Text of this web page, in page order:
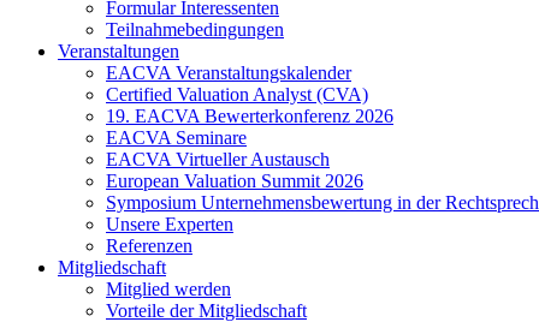
Formular Interessenten
Teilnahmebedingungen
Veranstaltungen
EACVA Veranstaltungskalender
Certified Valuation Analyst (CVA)
19. EACVA Bewerterkonferenz 2026
EACVA Seminare
EACVA Virtueller Austausch
European Valuation Summit 2026
Symposium Unternehmens­bewertung in der
Unsere Experten
Referenzen
Mitgliedschaft
Mitglied werden
Vorteile der Mitgliedschaft